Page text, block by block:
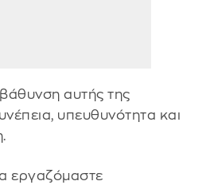
αυτής της
υπευθυνότητα και
εργαζόμαστε